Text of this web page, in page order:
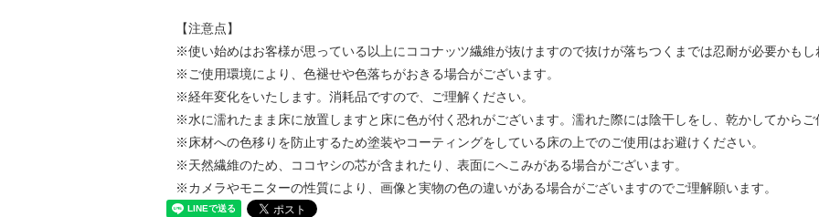
【注意点】
※使い始めはお客様が思っている以上にココナッツ繊維が抜けますので抜けが落ちつくまでは忍耐が必要かもし
※ご使用環境により、色褪せや色落ちがおきる場合がございます。
※経年変化をいたします。消耗品ですので、ご理解ください。
※水に濡れたまま床に放置しますと床に色が付く恐れがございます。濡れた際には陰干しをし、乾かしてからご
※床材への色移りを防止するため塗装やコーティングをしている床の上でのご使用はお避けください。
※天然繊維のため、ココヤシの芯が含まれたり、表面にへこみがある場合がございます。
※カメラやモニターの性質により、画像と実物の色の違いがある場合がございますのでご理解願います。